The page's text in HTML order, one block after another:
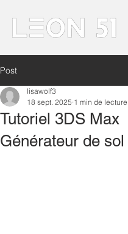
Post
Tutoriel 3DS Max
Générateur de
lisawolf3
18 sept. 2025 1 min de lecture